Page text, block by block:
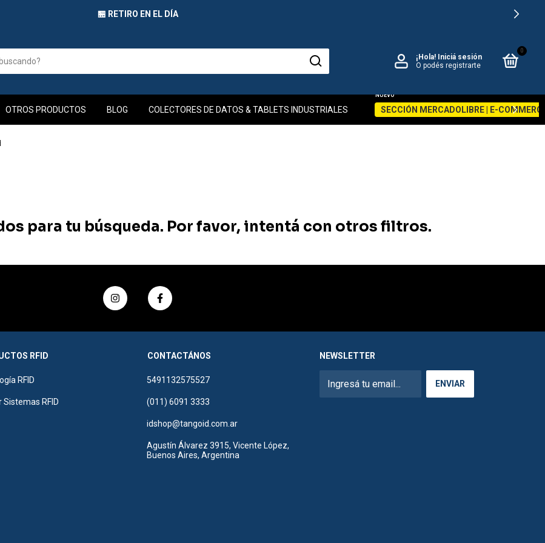
🏪 RETIRO EN EL DÍA
¡Hola! Iniciá sesión
O podés registrarte
0
OTROS PRODUCTOS BLOG COLECTORES DE DATOS & TABLETS INDUSTRIALES SECCIÓN MERCADOLIBRE | E-
para tu búsqueda. Por favor, intentá con otros filtros.
RFID
RFID
Sistemas RFID
CONTACTÁNOS
5491132575527
(011) 6091 3333
idshop@tangoid.com.ar
Agustín Álvarez 3915, Vicente López,
Buenos Aires, Argentina
NEWSLETTER